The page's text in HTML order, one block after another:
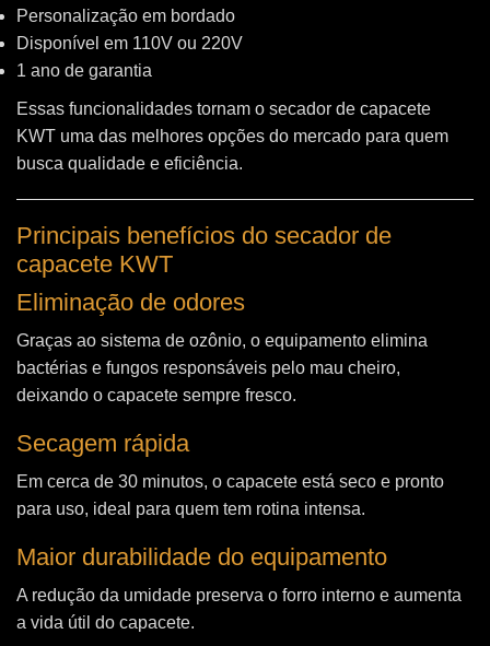
Personalização em bordado
Disponível em 110V ou 220V
1 ano de garantia
Essas funcionalidades tornam o secador de capacete
KWT uma das melhores opções do mercado para quem
busca qualidade e eficiência.
Principais benefícios do secador de
capacete KWT
Eliminação de odores
Graças ao sistema de ozônio, o equipamento elimina
bactérias e fungos responsáveis pelo mau cheiro,
deixando o capacete sempre fresco.
Secagem rápida
Em cerca de 30 minutos, o capacete está seco e pronto
para uso, ideal para quem tem rotina intensa.
Maior durabilidade do equipamento
A redução da umidade preserva o forro interno e aumenta
a vida útil do capacete.